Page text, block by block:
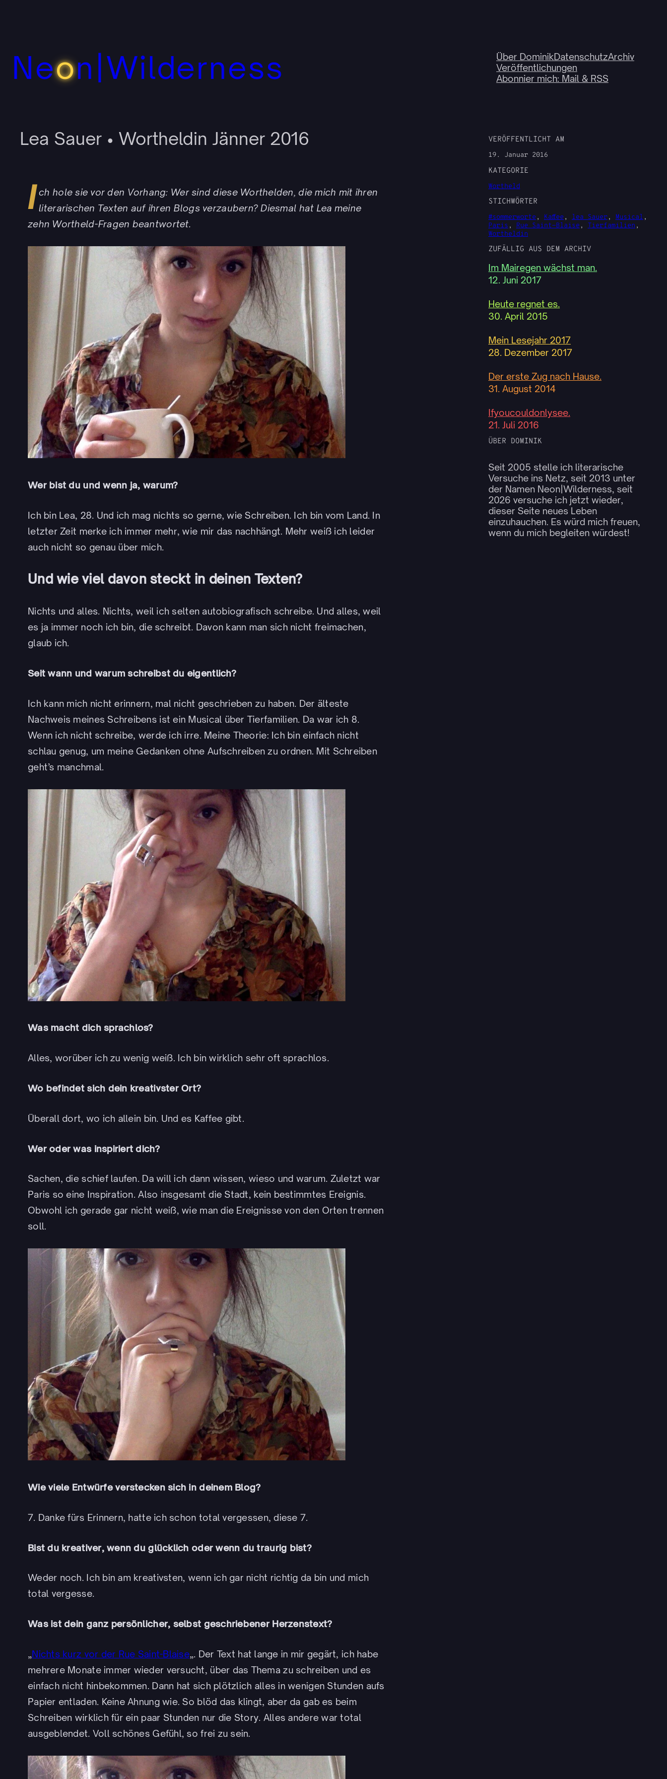
Neon|Wilderness Über DominikDatenschutzArchiv
Veröffentlichungen
Abonnier mich: Mail & RSS
Lea Sauer • Wortheldin Jänner 2016
I ch hole sie vor den Vorhang: Wer sind diese Worthelden, die mich mit ihren
literarischen Texten auf ihren Blogs verzaubern? Diesmal hat Lea meine
zehn Wortheld-Fragen beantwortet.
Wer bist du und wenn ja, warum?
Ich bin Lea, 28. Und ich mag nichts so gerne, wie Schreiben. Ich bin vom Land. In
letzter Zeit merke ich immer mehr, wie mir das nachhängt. Mehr weiß ich leider
auch nicht so genau über mich.
Und wie viel davon steckt in deinen Texten?
Nichts und alles. Nichts, weil ich selten autobiografisch schreibe. Und alles, weil
es ja immer noch ich bin, die schreibt. Davon kann man sich nicht freimachen,
glaub ich.
Seit wann und warum schreibst du eigentlich?
Ich kann mich nicht erinnern, mal nicht geschrieben zu haben. Der älteste
Nachweis meines Schreibens ist ein Musical über Tierfamilien. Da war ich 8.
Wenn ich nicht schreibe, werde ich irre. Meine Theorie: Ich bin einfach nicht
schlau genug, um meine Gedanken ohne Aufschreiben zu ordnen. Mit Schreiben
geht’s manchmal.
Was macht dich sprachlos?
Alles, worüber ich zu wenig weiß. Ich bin wirklich sehr oft sprachlos.
Wo befindet sich dein kreativster Ort?
Überall dort, wo ich allein bin. Und es Kaffee gibt.
Wer oder was inspiriert dich?
Sachen, die schief laufen. Da will ich dann wissen, wieso und warum. Zuletzt war
Paris so eine Inspiration. Also insgesamt die Stadt, kein bestimmtes Ereignis.
Obwohl ich gerade gar nicht weiß, wie man die Ereignisse von den Orten trennen
soll.
Wie viele Entwürfe verstecken sich in deinem Blog?
7. Danke fürs Erinnern, hatte ich schon total vergessen, diese 7.
Bist du kreativer, wenn du glücklich oder wenn du traurig bist?
Weder noch. Ich bin am kreativsten, wenn ich gar nicht richtig da bin und mich
total vergesse.
Was ist dein ganz persönlicher, selbst geschriebener Herzenstext?
„Nichts kurz vor der Rue Saint-Blaise„. Der Text hat lange in mir gegärt, ich habe
mehrere Monate immer wieder versucht, über das Thema zu schreiben und es
einfach nicht hinbekommen. Dann hat sich plötzlich alles in wenigen Stunden aufs
Papier entladen. Keine Ahnung wie. So blöd das klingt, aber da gab es beim
Schreiben wirklich für ein paar Stunden nur die Story. Alles andere war total
ausgeblendet. Voll schönes Gefühl, so frei zu sein.
VERÖFFENTLICHT AM
19. Januar 2016
KATEGORIE
Wortheld
STICHWÖRTER
#sommerworte, Kaffee, lea Sauer, Musical
Paris , Rue Saint-Blaise, Tierfamilien
Wortheldin
ZUFÄLLIG AUS DEM ARCHIV
Im Mairegen wächst man.
12. Juni 2017
Heute regnet es.
30. April 2015
Mein Lesejahr 2017
28. Dezember 2017
Der erste Zug nach Hause.
31. August 2014
Ifyoucouldonlysee.
21. Juli 2016
ÜBER DOMINIK
Seit 2005 stelle ich literarische
Versuche ins Netz, seit 2013 unter
der Namen Neon|Wilderness, seit
2026 versuche ich jetzt wieder,
dieser Seite neues Leben
einzuhauchen. Es würd mich freuen,
wenn du mich begleiten würdest!